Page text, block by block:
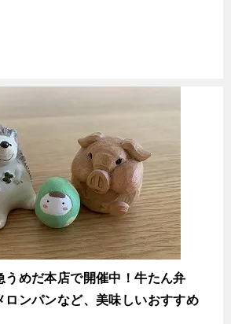
うめだ本店で開催中！牛たん弁
ロンパンなど、美味しいおすすめ